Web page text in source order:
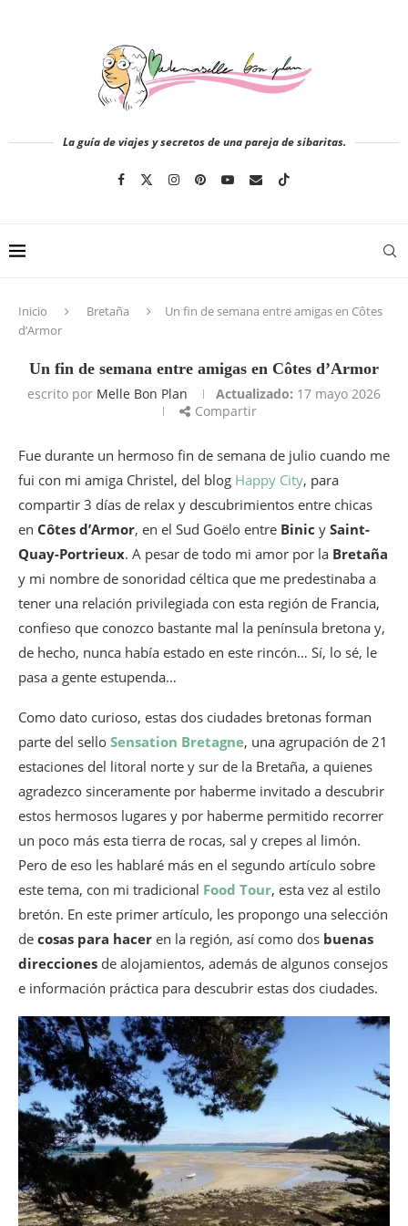
La guía de viajes y secretos de una pareja de sibaritas.
Inicio Bretaña
Un fin de semana entre amigas en Côtes
d’Armor
Un fin de semana entre amigas en Côtes d’Armor
escrito por Melle Bon Plan Actualizado: 17 mayo 2026
Compartir
Fue durante un hermoso fin de semana de julio cuando me
fui con mi amiga Christel, del blog Happy City, para
compartir 3 días de relax y descubrimientos entre chicas
en Côtes d’Armor, en el Sud Goëlo entre Binic y Saint-
Quay-Portrieux. A pesar de todo mi amor por la Bretaña
y mi nombre de sonoridad céltica que me predestinaba a
tener una relación privilegiada con esta región de Francia,
confieso que conozco bastante mal la península bretona y,
de hecho, nunca había estado en este rincón… Sí, lo sé, le
pasa a gente estupenda…
Como dato curioso, estas dos ciudades bretonas forman
parte del sello Sensation Bretagne, una agrupación de 21
estaciones del litoral norte y sur de la Bretaña, a quienes
agradezco sinceramente por haberme invitado a descubrir
estos hermosos lugares y por haberme permitido recorrer
un poco más esta tierra de rocas, sal y crepes al limón.
Pero de eso les hablaré más en el segundo artículo sobre
este tema, con mi tradicional Food Tour, esta vez al estilo
bretón. En este primer artículo, les propongo una selección
de cosas para hacer en la región, así como dos buenas
direcciones de alojamientos, además de algunos consejos
e información práctica para descubrir estas dos ciudades.